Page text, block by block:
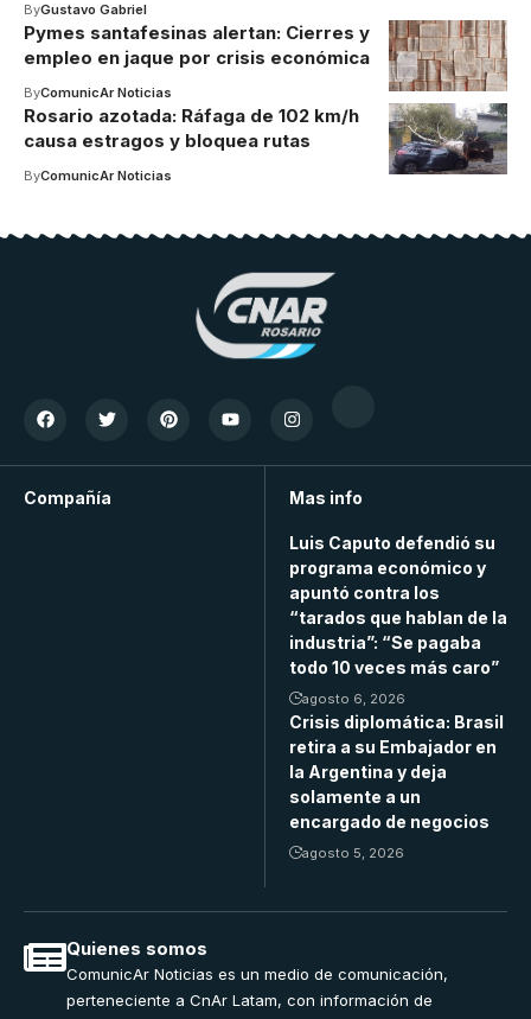
ByGustavo Gabriel
Pymes santafesinas alertan: Cierres y
empleo en jaque por crisis económica
ByComunicAr Noticias
Rosario azotada: Ráfaga de 102 km/h
causa estragos y bloquea rutas
ByComunicAr Noticias
Compañía Mas info
Luis Caputo defendió su
programa económico y
apuntó contra los
“tarados que hablan de la
industria”: “Se pagaba
todo 10 veces más caro”
agosto 6, 2026
Crisis diplomática: Brasil
retira a su Embajador en
la Argentina y deja
solamente a un
encargado de negocios
agosto 5, 2026
Quienes somos
ComunicAr Noticias es un medio de comunicación,
perteneciente a CnAr Latam, con información de